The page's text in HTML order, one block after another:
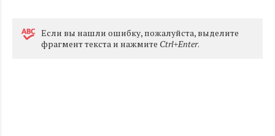
Eсли вы нашли ошибку, пожалуйста, выделите
фрагмент текста и нажмите Ctrl+Enter.